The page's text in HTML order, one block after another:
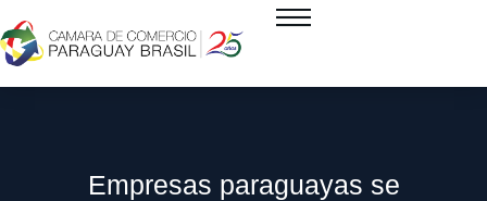
Empresas paraguayas se